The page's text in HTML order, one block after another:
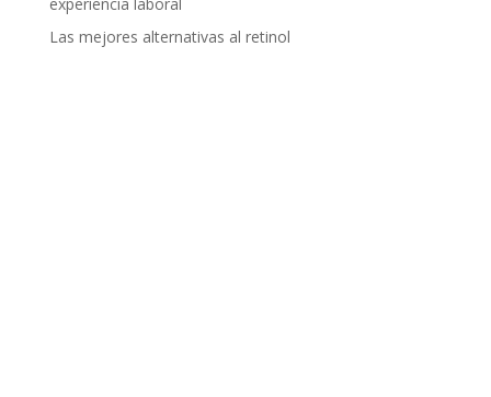
Las mejores alternativas al retinol